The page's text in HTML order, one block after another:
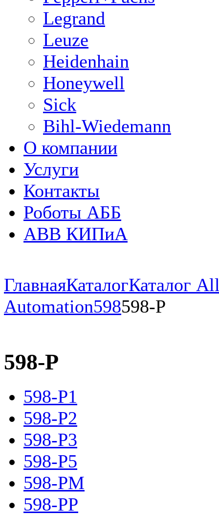
Legrand
Leuze
Heidenhain
Honeywell
Sick
Bihl-Wiedemann
О компании
Услуги
Контакты
Роботы АББ
ABB КИПиА
ГлавнаяКаталогКаталог
Automation598598-P
598-P
598-P1
598-P2
598-P3
598-P5
598-PM
598-PP